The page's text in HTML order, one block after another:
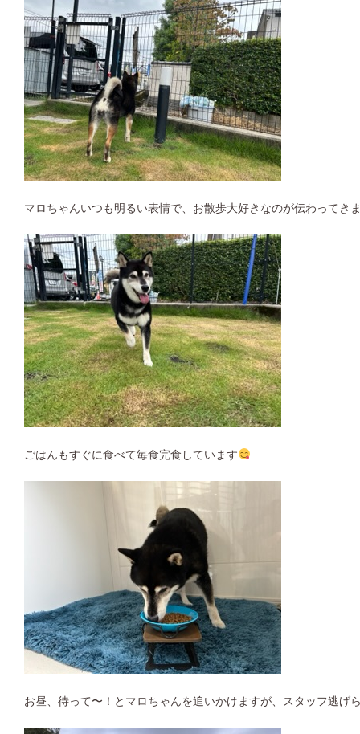
マロちゃんいつも明るい表情で、お散歩大好きなのが伝わってき
ごはんもすぐに食べて毎食完食しています
お昼、待って〜！とマロちゃんを追いかけますが、スタッフ逃げ